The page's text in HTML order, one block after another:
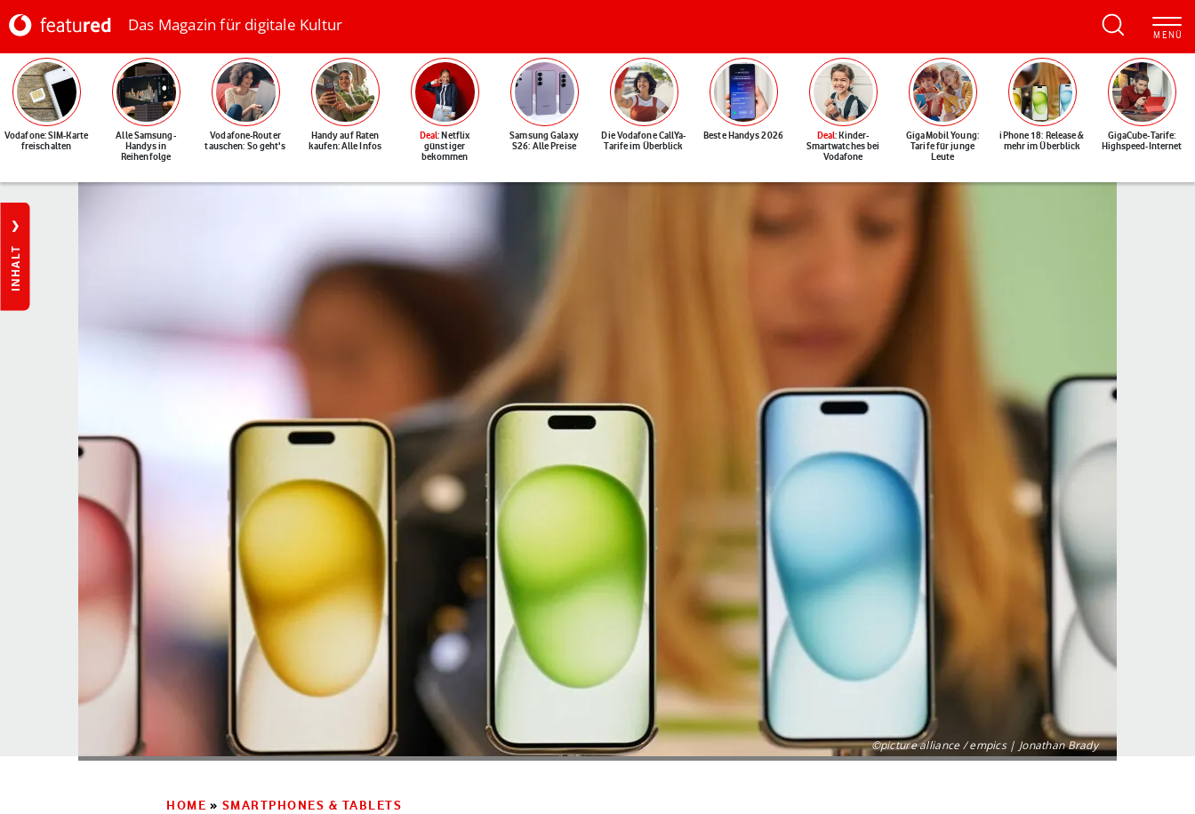
Das Magazin für digitale Kultur
Vodafone: SIM-Karte
freischalten
Alle Samsung-
Handys in
Reihenfolge
Vodafone-Router
tauschen: So geht's
Handy auf Raten
kaufen: Alle Infos
Deal: Netflix
günstiger
bekommen
Samsung Galaxy
S26: Alle Preise
Die Vodafone CallYa-
Tarife im Überblick
Beste Handys 2026 Deal: Kinder-
Smartwatches bei
Vodafone
GigaMobil Young:
Tarife für junge
Leute
iPhone 18: Release &
mehr im Überblick
GigaCube-Tarife:
Highspeed-Internet
INHALT
©picture alliance / empics | Jonathan Brady
HOME » SMARTPHONES & TABLETS